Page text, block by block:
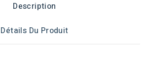
Description
Détails Du Produit